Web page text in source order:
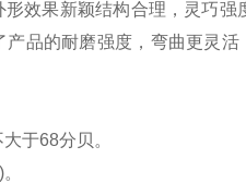
效果新颖结构合理，灵巧
品的耐磨强度，弯曲更灵
于68分贝。